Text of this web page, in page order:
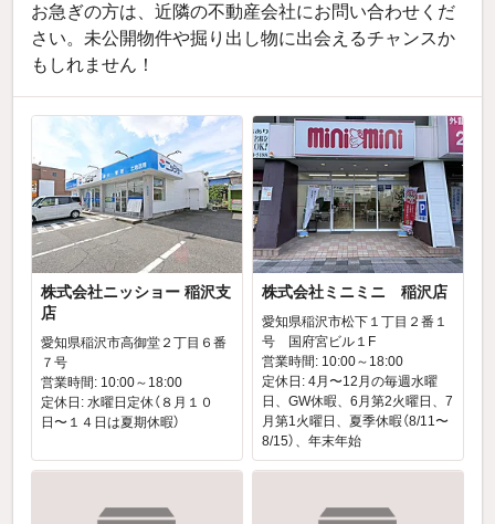
お急ぎの方は、近隣の不動産会社にお問い合わせくだ
さい。未公開物件や掘り出し物に出会えるチャンスか
もしれません！
株式会社ニッショー 稲沢支
店
愛知県稲沢市高御堂２丁目６番
７号
営業時間: 10:00～18:00
定休日: 水曜日定休（８月１０
日〜１４日は夏期休暇）
株式会社ミニミニ 稲沢店
愛知県稲沢市松下１丁目２番１
号 国府宮ビル１F
営業時間: 10:00～18:00
定休日: 4月〜12月の毎週水曜
日、GW休暇、6月第2火曜日、7
月第1火曜日、夏季休暇（8/11〜
8/15）、年末年始